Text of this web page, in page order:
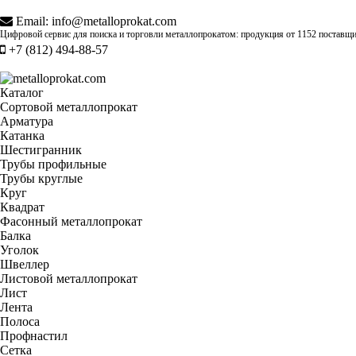
Email: info@metalloprokat.com
Цифровой сервис для поиска и торговли металлопрокатом: продукция от 1152
+7 (812) 494-88-57
Каталог
Сортовой металлопрокат
Арматура
Катанка
Шестигранник
Трубы профильные
Трубы круглые
Круг
Квадрат
Фасонный металлопрокат
Балка
Уголок
Швеллер
Листовой металлопрокат
Лист
Лента
Полоса
Профнастил
Сетка